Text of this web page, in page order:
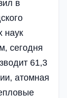
в
наук
сегодня
61,3
атомная